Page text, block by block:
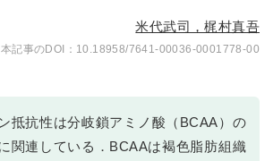
米代武司，梶村真吾
10.18958/7641-00036-0001778-00
抵抗性は分岐鎖アミノ酸（BCAA）の
関連している．BCAAは褐色脂肪組織